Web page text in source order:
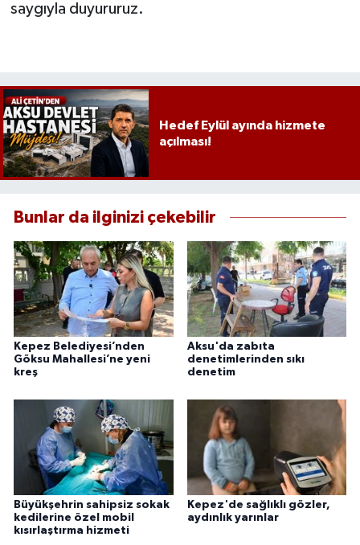
saygıyla duyururuz.
Hedef Eylül ayında hizmete
açılması!
Bunlar da ilginizi çekebilir
Kepez Belediyesi’nden
Göksu Mahallesi’ne yeni
kreş
Aksu'da zabıta
denetimlerinden sıkı
denetim
Büyükşehrin sahipsiz sokak
kedilerine özel mobil
kısırlaştırma hizmeti
Kepez'de sağlıklı gözler,
aydınlık yarınlar